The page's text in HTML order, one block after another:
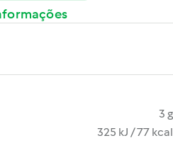
3 g
325 kJ / 77 kcal